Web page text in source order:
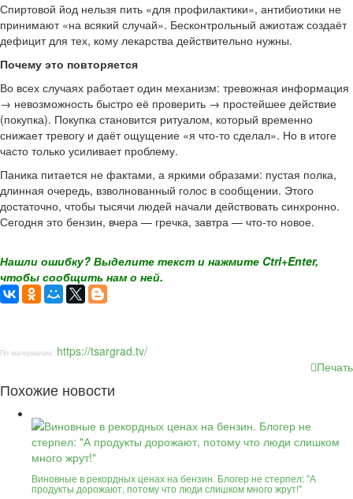
Спиртовой йод нельзя пить «для профилактики», антибиотики не
принимают «на всякий случай». Бесконтрольный ажиотаж создаёт
дефицит для тех, кому лекарства действительно нужны.
Почему это повторяется
Во всех случаях работает один механизм: тревожная информация
→ невозможность быстро её проверить → простейшее действие
(покупка). Покупка становится ритуалом, который временно
снижает тревогу и даёт ощущение «я что-то сделал». Но в итоге
часто только усиливает проблему.
Паника питается не фактами, а яркими образами: пустая полка,
длинная очередь, взволнованный голос в сообщении. Этого
достаточно, чтобы тысячи людей начали действовать синхронно.
Сегодня это бензин, вчера — гречка, завтра — что-то новое.
Нашли ошибку? Выделите текст и нажмите Ctrl+Enter,
чтобы сообщить нам о ней.
По материалам: https://tsargrad.tv/
Печать
Похожие новости
Виновные в рекордных ценах на бензин. Блогер не стерпел: "А
продукты дорожают, потому что люди слишком много жрут!"